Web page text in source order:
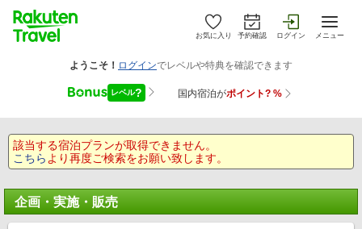
お気に入り 予約確認 ログイン メニュー
該当する宿泊プランが取得できません。
こちら より再度ご検索をお願い致します。
企画・実施・販売